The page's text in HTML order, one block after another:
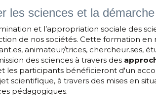
les sciences et la
et l’appropriation sociale des
de nos sociétés. Cette formation en
animateur/trices, chercheur.ses,
des sciences à travers des
les participants bénéficieront d'un
scientifique, à travers des mises en
pédagogiques.